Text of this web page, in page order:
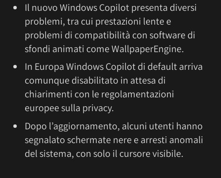
Il nuovo Windows Copilot presenta diversi
problemi, tra cui prestazioni lente e
problemi di compatibilità con software di
sfondi animati come WallpaperEngine.
In Europa Windows Copilot di default arriva
comunque disabilitato in attesa di
chiarimenti con le regolamentazioni
europee sulla privacy.
Dopo l’aggiornamento, alcuni utenti hanno
segnalato schermate nere e arresti anomali
del sistema, con solo il cursore visibile.